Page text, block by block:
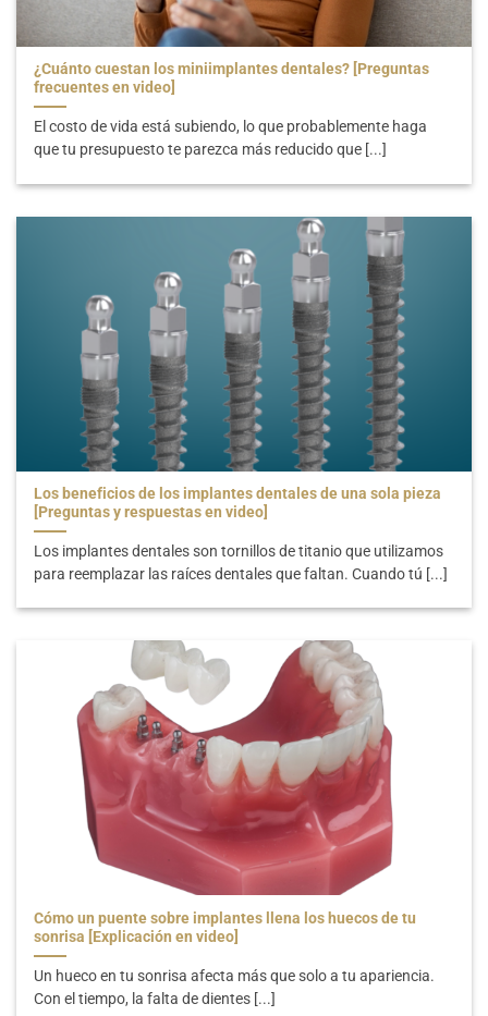
¿Cuánto cuestan los miniimplantes dentales? [Preguntas
frecuentes en video]
El costo de vida está subiendo, lo que probablemente haga
que tu presupuesto te parezca más reducido que [...]
Los beneficios de los implantes dentales de una sola pieza
[Preguntas y respuestas en video]
Los implantes dentales son tornillos de titanio que utilizamos
para reemplazar las raíces dentales que faltan. Cuando tú [...]
Cómo un puente sobre implantes llena los huecos de tu
sonrisa [Explicación en video]
Un hueco en tu sonrisa afecta más que solo a tu apariencia.
Con el tiempo, la falta de dientes [...]